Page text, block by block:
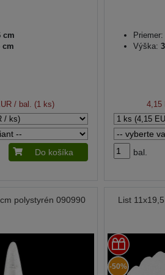
cm
cm
/ bal. (1 ks)
Do košíka
Priemer:
Výška:
4,15
bal.
polystyrén 090990 List
-50%